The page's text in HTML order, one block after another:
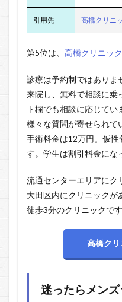
引用先 高橋クリニ
第5位は、 高橋クリニック
診療は予約制ではありま
来院し、無料で相談に乗
ト欄でも相談に応じて
様々な質問が寄せられて
手術料金は12万円。仮
す。学生は割引料金にな
流通センターエリアにク
大田区内にクリニックが
徒歩3分のクリニックです
高橋ク
迷ったら メン